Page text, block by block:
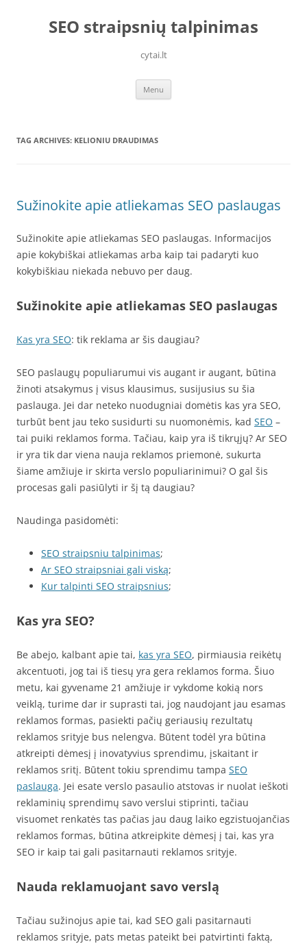
contentSEO straipsnių talpinimas
cytai.lt
Menu
TAG ARCHIVES: KELIONIU DRAUDIMAS
Sužinokite apie atliekamas SEO paslaugas
Sužinokite apie atliekamas SEO paslaugas. Informacijos
apie kokybiškai atliekamas arba kaip tai padaryti kuo
kokybiškiau niekada nebuvo per daug.
Sužinokite apie atliekamas SEO paslaugas
Kas yra SEO: tik reklama ar šis daugiau?
SEO paslaugų populiarumui vis augant ir augant, būtina
žinoti atsakymus į visus klausimus, susijusius su šia
paslauga. Jei dar neteko nuodugniai domėtis kas yra SEO,
turbūt bent jau teko susidurti su nuomonėmis, kad SEO –
tai puiki reklamos forma. Tačiau, kaip yra iš tikrųjų? Ar SEO
ir yra tik dar viena nauja reklamos priemonė, sukurta
šiame amžiuje ir skirta verslo populiarinimui? O gal šis
procesas gali pasiūlyti ir šį tą daugiau?
Naudinga pasidomėti:
SEO straipsniu talpinimas;
Ar SEO straipsniai gali viską;
Kur talpinti SEO straipsnius;
Kas yra SEO?
Be abejo, kalbant apie tai, kas yra SEO, pirmiausia reikėtų
akcentuoti, jog tai iš tiesų yra gera reklamos forma. Šiuo
metu, kai gyvename 21 amžiuje ir vykdome kokią nors
veiklą, turime dar ir suprasti tai, jog naudojant jau esamas
reklamos formas, pasiekti pačių geriausių rezultatų
reklamos srityje bus nelengva. Būtent todėl yra būtina
atkreipti dėmesį į inovatyvius sprendimu, įskaitant ir
reklamos sritį. Būtent tokiu sprendimu tampa SEO
paslauga. Jei esate verslo pasaulio atstovas ir nuolat ieškoti
reklaminių sprendimų savo verslui stiprinti, tačiau
visuomet renkatės tas pačias jau daug laiko egzistuojančias
reklamos formas, būtina atkreipkite dėmesį į tai, kas yra
SEO ir kaip tai gali pasitarnauti reklamos srityje.
Nauda reklamuojant savo verslą
Tačiau sužinojus apie tai, kad SEO gali pasitarnauti
reklamos srityje, pats metas pateikt bei patvirtinti faktą,